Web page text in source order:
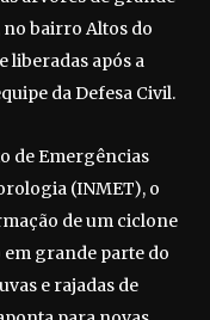
bairro Altos do
liberadas após a
da Defesa Civil.
de Emergências
(INMET), o
de um ciclone
grande parte do
e rajadas de